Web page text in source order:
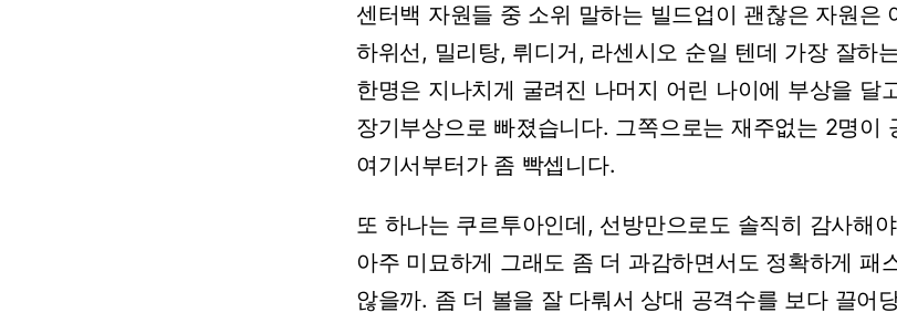
센터백 자원들 중 소위 말하는 빌드업이 괜찮은 자원은
하위선, 밀리탕, 뤼디거, 라센시오 순일 텐데 가장 잘하
한명은 지나치게 굴려진 나머지 어린 나이에 부상을 달
장기부상으로 빠졌습니다. 그쪽으로는 재주없는 2명이
여기서부터가 좀 빡셉니다.
또 하나는 쿠르투아인데, 선방만으로도 솔직히 감사해야
아주 미묘하게 그래도 좀 더 과감하면서도 정확하게 패
않을까. 좀 더 볼을 잘 다뤄서 상대 공격수를 보다 끌어